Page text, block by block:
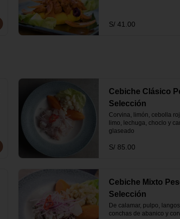
S/ 41.00
Cebiche Clásico
Selección
Corvina, limón, cebolla
limo, lechuga, choclo y
glaseado
S/ 85.00
Cebiche Mixto
Selección
De calamar, pulpo,
conchas de abanico y